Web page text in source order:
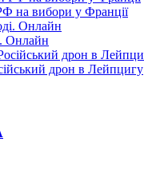
на вибори у Франції
Онлайн
дрон в Лейпцигу